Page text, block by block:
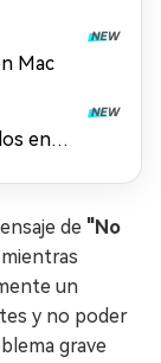
Mac
en
de "No
mientras
un
y no poder
grave